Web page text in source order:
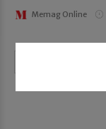
Memag Online